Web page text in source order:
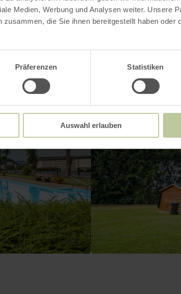
Medien, Werbung und Analysen weiter. Unsere
zusammen, die Sie ihnen bereitgestellt haben oder
Präferenzen Statistiken
Auswahl erlauben